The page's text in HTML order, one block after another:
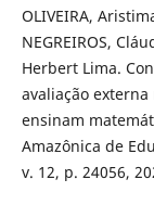
OLIVEIRA,
NEGREIROS,
Herbert Lima.
avaliação
ensinam
Amazônica de
v. 12, p. 24056,